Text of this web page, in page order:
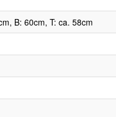
B: 60cm, T: ca. 58cm